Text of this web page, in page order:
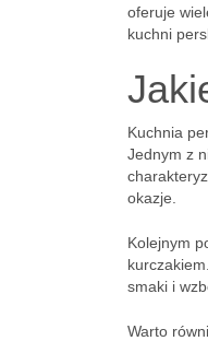
oferuje
kuchni
Kuchnia
Jednym z
okazje.
Kolejnym
smaki i
Warto